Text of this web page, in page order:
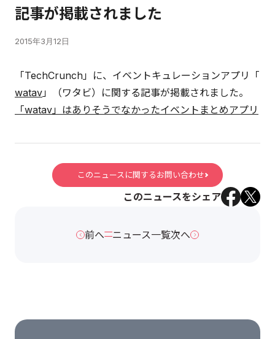
記事が掲載されました
2015年3月12日
「TechCrunch」に、イベントキュレーションアプリ「
watav 」（ワタビ）に関する記事が掲載されました。
「watav」はありそうでなかったイベントまとめアプリ
このニュースに関するお問い合わせ
このニュースをシェア
前へ ニュース一覧次へ